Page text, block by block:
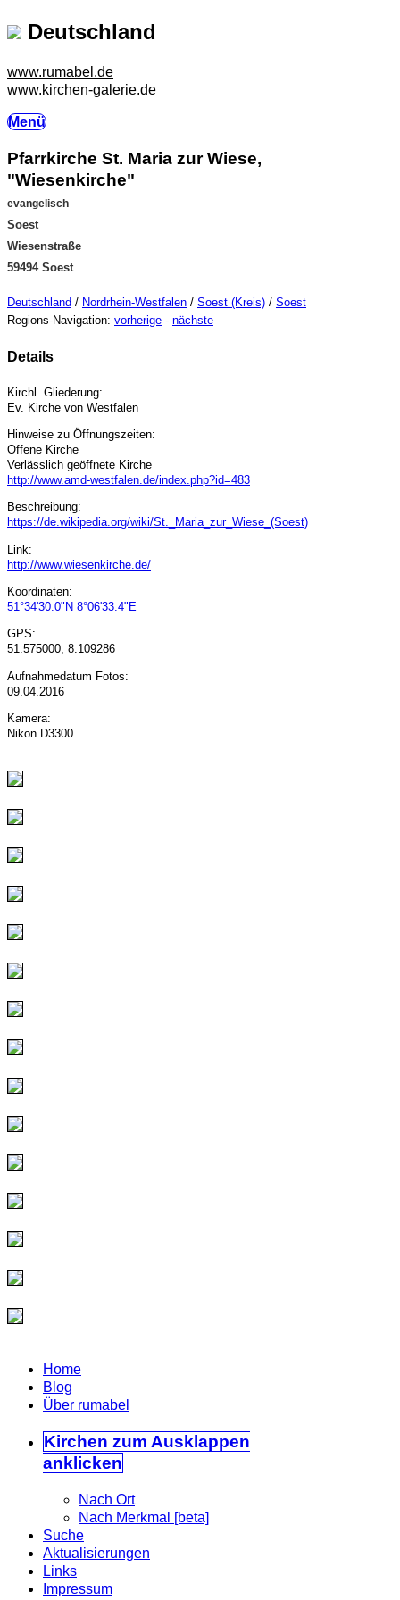
Deutschland
www.rumabel.de
www.kirchen-galerie.de
Menü
Pfarrkirche St. Maria zur Wiese,
"Wiesenkirche"
evangelisch
Soest
Wiesenstraße
59494 Soest
Deutschland / Nordrhein-Westfalen / Soest (Kreis) / Soest
Regions-Navigation: vorherige - nächste
Details
Kirchl. Gliederung:
Ev. Kirche von Westfalen
Hinweise zu Öffnungszeiten:
Offene Kirche
Verlässlich geöffnete Kirche
http://www.amd-westfalen.de/index.php?id=483
Beschreibung:
https://de.wikipedia.org/wiki/St._Maria_zur_Wiese_(Soest)
Link:
http://www.wiesenkirche.de/
Koordinaten:
51°34'30.0"N 8°06'33.4"E
GPS:
51.575000, 8.109286
Aufnahmedatum Fotos:
09.04.2016
Kamera:
Nikon D3300
Home
Blog
Über rumabel
Kirchen zum Ausklappen
anklicken
Nach Ort
Nach Merkmal [beta]
Suche
Aktualisierungen
Links
Impressum